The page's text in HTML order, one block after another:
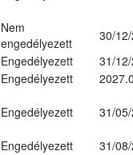
Nem
engedélyezett
30/
Engedélyezett
31/
Engedélyezett
Engedélyezett 31/
Engedélyezett
31/